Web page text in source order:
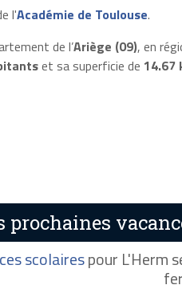
l'Académie de Toulouse.
de l’Ariège (09), en
et sa superficie de 14.67
prochaines
scolairespour L'Herm